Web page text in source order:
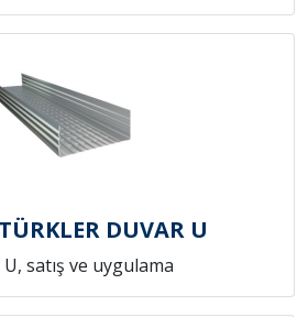
DUVAR U
satış ve uygulama